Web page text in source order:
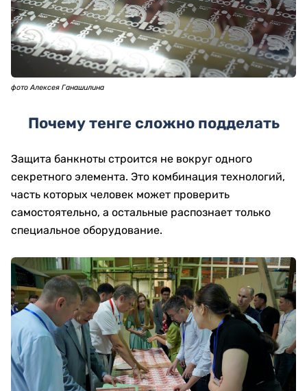
фото Алексея Ганашилина
Почему тенге сложно подделать
Защита банкноты строится не вокруг одного
секретного элемента. Это комбинация технологий,
часть которых человек может проверить
самостоятельно, а остальные распознает только
специальное оборудование.